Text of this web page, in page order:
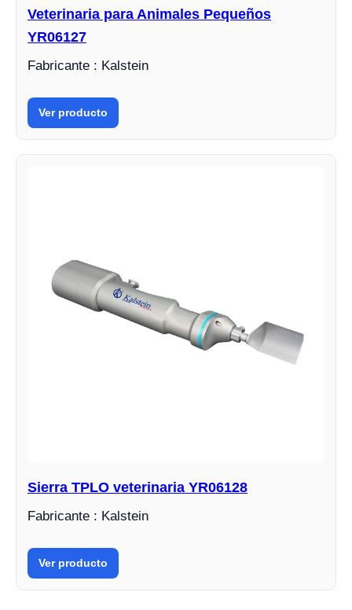
Veterinaria para Animales Pequeños
YR06127
Fabricante : Kalstein
Ver producto
Sierra TPLO veterinaria YR06128
Fabricante : Kalstein
Ver producto